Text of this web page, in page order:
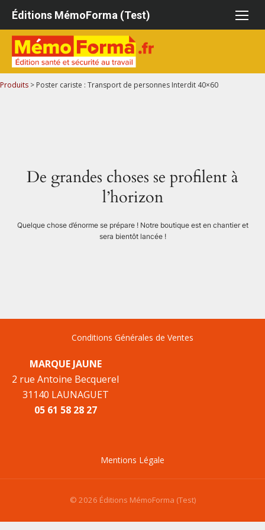
Aller
contenu
Éditions MémoForma (Test)
Produits > Poster cariste : Transport de personnes Interdit 40×60
De grandes choses se profilent à
l’horizon
Quelque chose d’énorme se prépare ! Notre boutique est en chantier et
sera bientôt lancée !
Conditions Générales de Ventes
MARQUE JAUNE
2 rue Antoine Becquerel
31140 LAUNAGUET
05 61 58 28 27
Mentions Légale
© 2026 Éditions MémoForma (Test)